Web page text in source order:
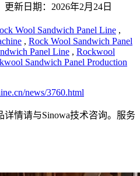
更新日期：2026年2月24日
Wool Sandwich Panel Line ,
, Rock Wool Sandwich Panel
Panel Line , Rockwool
Sandwich Panel Production
news/3760.html
情请与Sinowa技术咨询。服务